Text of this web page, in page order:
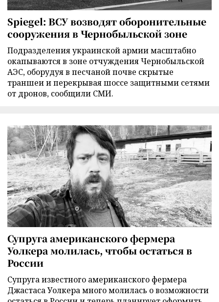
Spiegel: ВСУ возводят оборонительные
сооружения в Чернобыльской зоне
Подразделения украинской армии масштабно
окапываются в зоне отчуждения Чернобыльской
АЭС, оборудуя в песчаной почве скрытые
траншеи и перекрывая шоссе защитными сетями
от дронов, сообщили СМИ.
Супруга американского фермера
Уолкера молилась, чтобы остаться в
России
Супруга известного американского фермера
Джастаса Уолкера много молилась о возможности